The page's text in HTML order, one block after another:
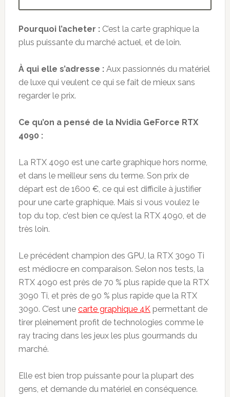
Pourquoi l’acheter : C’est la carte graphique la
plus puissante du marché actuel, et de loin.
À qui elle s’adresse : Aux passionnés du matériel
de luxe qui veulent ce qui se fait de mieux sans
regarder le prix.
Ce qu’on a pensé de la Nvidia GeForce RTX
4090 :
La RTX 4090 est une carte graphique hors norme,
et dans le meilleur sens du terme. Son prix de
départ est de 1600 €, ce qui est difficile à justifier
pour une carte graphique. Mais si vous voulez le
top du top, c’est bien ce qu’est la RTX 4090, et de
très loin.
Le précédent champion des GPU, la RTX 3090 Ti
est médiocre en comparaison. Selon nos tests, la
RTX 4090 est près de 70 % plus rapide que la RTX
3090 Ti, et près de 90 % plus rapide que la RTX
3090. C’est une carte graphique 4Kpermettant de
tirer pleinement profit de technologies comme le
ray tracing dans les jeux les plus gourmands du
marché.
Elle est bien trop puissante pour la plupart des
gens, et demande du matériel en conséquence.